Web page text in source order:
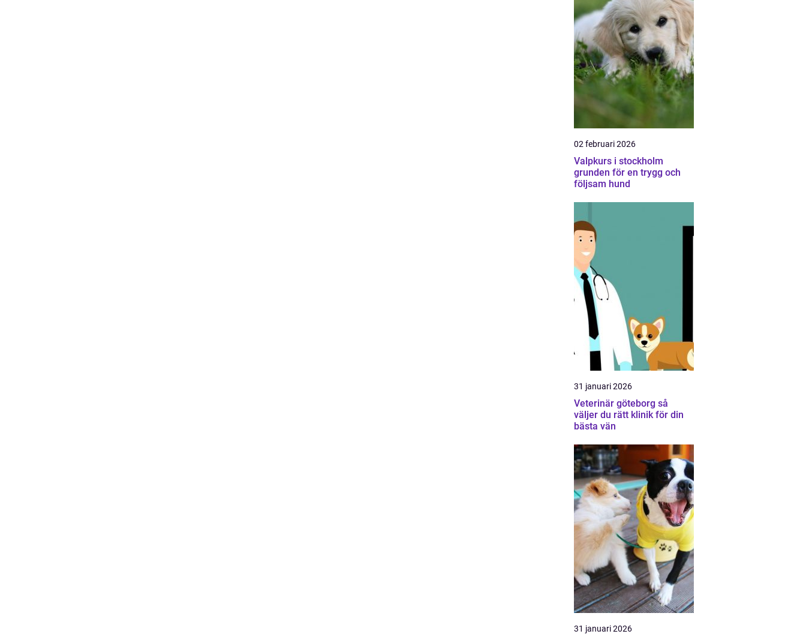
02 februari 2026
Valpkurs i stockholm
grunden för en trygg och
följsam hund
31 januari 2026
Veterinär göteborg så
väljer du rätt klinik för din
bästa vän
31 januari 2026